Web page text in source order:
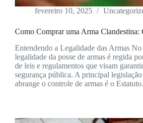
fevereiro 10, 2025
Como Comprar uma Arma Clandestina:
Entendendo a Legalidade das Armas
legalidade da posse de armas é regida
de leis e regulamentos que visam
segurança pública. A principal
abrange o controle de armas é o